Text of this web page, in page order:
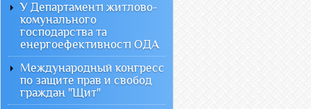
У Департаменті житлово-
комунального
господарства та
енергоефективності ОДА
Международный конгресс
по защите прав и свобод
граждан "Щит"